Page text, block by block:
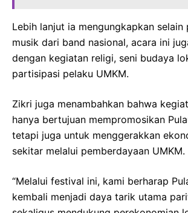
Lebih lanjut ia mengungkapkan selain
musik dari band nasional, acara ini
dengan kegiatan religi, seni budaya
partisipasi pelaku UMKM.
Zikri juga menambahkan bahwa
hanya bertujuan mempromosikan
tetapi juga untuk menggerakkan
sekitar melalui pemberdayaan UMKM.
“Melalui festival ini, kami berharap
kembali menjadi daya tarik utama